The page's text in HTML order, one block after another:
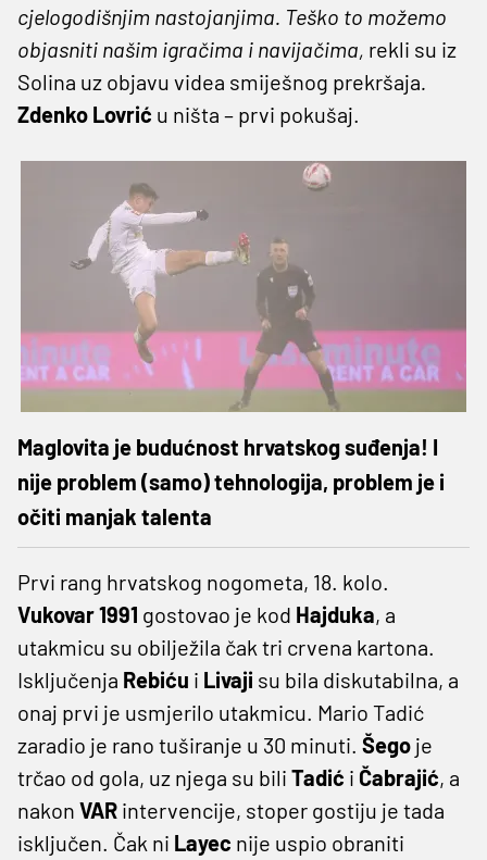
cjelogodišnjim nastojanjima. Teško to možemo
objasniti našim igračima i navijačima, rekli su iz
Solina uz objavu videa smiješnog prekršaja.
Zdenko Lovrić u ništa – prvi pokušaj.
Maglovita je budućnost hrvatskog suđenja! I
nije problem (samo) tehnologija, problem je i
očiti manjak talenta
Prvi rang hrvatskog nogometa, 18. kolo.
Vukovar 1991 gostovao je kod Hajduka, a
utakmicu su obilježila čak tri crvena kartona.
Isključenja Rebiću i Livaji su bila diskutabilna, a
onaj prvi je usmjerilo utakmicu. Mario Tadić
zaradio je rano tuširanje u 30 minuti. Šego je
trčao od gola, uz njega su bili Tadić i Čabrajić, a
nakon VAR intervencije, stoper gostiju je tada
isključen. Čak ni Layec nije uspio obraniti